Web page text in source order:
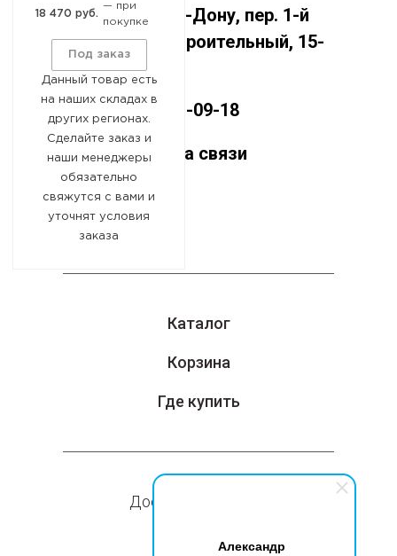
Александр
18 470 руб.
— при
покупке
Под заказ
Данный товар есть
на наших складах в
других регионах.
Сделайте заказ и
наши менеджеры
обязательно
свяжутся с вами и
уточнят условия
заказа
Каталог
Корзина
Где купить
Доставка и оплата
Компания
Ростов-на-Дону, пер. 1-й
Машиностроительный, 15-
А
8 (800) 551-09-18
Оставайтесь на связи